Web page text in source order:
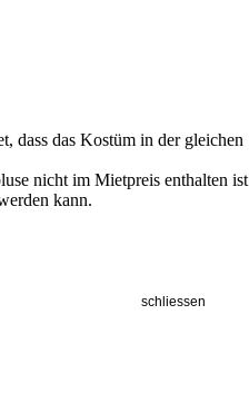
dass das Kostüm in der gleichen
nicht im Mietpreis enthalten ist
kann.